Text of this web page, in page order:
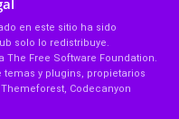
en este sitio ha sido
solo lo redistribuye.
The Free Software Foundation.
y plugins, propietarios
Codecanyon